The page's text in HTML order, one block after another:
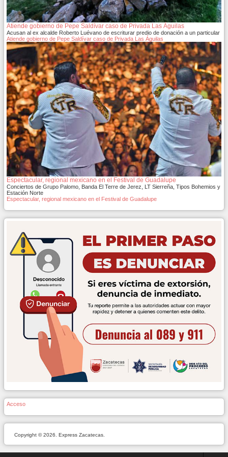
Atiende gobierno de Pepe Saldívar caso de Privada Las Águilas
Acusan al ex alcalde Roberto Luévano de escriturar predio de donación a un particular
Atiende gobierno de Pepe Saldívar caso de Privada Las Águilas
Espectacular, regional mexicano en el Festival de Guadalupe
Conciertos de Grupo Palomo, Banda El Terre de Jerez, LT Sierreña, Tipos Bohemios y
Estación Norte
Espectacular, regional mexicano en el Festival de Guadalupe
Acceso
Copyright © 2026. Express Zacatecas.